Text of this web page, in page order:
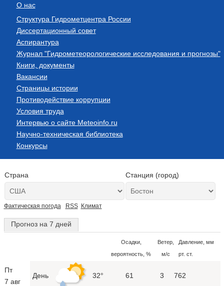
О нас
Структура Гидрометцентра России
Диссертационный совет
Аспирантура
Журнал "Гидрометеорологические исследования и прогнозы"
Книги, документы
Вакансии
Страницы истории
Противодействие коррупции
Условия труда
Интервью о сайте Meteoinfo.ru
Научно-техническая библиотека
Конкурсы
Страна Станция (город)
Фактическая погода RSS Климат
Прогноз на 7 дней
Осадки,
вероятность, %
Ветер,
м/с
Давление, мм
рт. ст.
Пт
7 авг
День 32° 61 3 762